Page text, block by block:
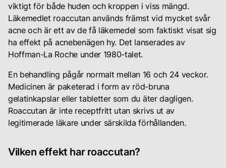
Din
karriär
Logga
in
för
att
se
samt
viktigt för både huden och kroppen i viss mängd.
Läkemedlet roaccutan används främst vid mycket svår
acne och är ett av de få läkemedel som faktiskt visat sig
ha effekt på acnebenägen hy. Det lanserades av
Hoffman-La Roche under 1980-talet.
En behandling pågår normalt mellan 16 och 24 veckor.
Medicinen är paketerad i form av röd-bruna
gelatinkapslar eller tabletter som du äter dagligen.
Roaccutan är inte receptfritt utan skrivs ut av
legitimerade läkare under särskilda förhållanden.
Vilken effekt har roaccutan?